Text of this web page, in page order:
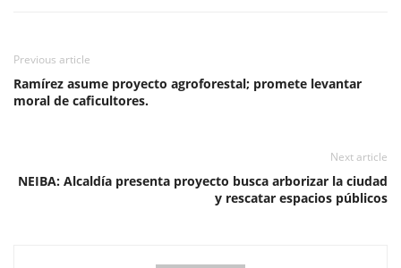
Previous article
Ramírez asume proyecto agroforestal; promete levantar
moral de caficultores.
Next article
NEIBA: Alcaldía presenta proyecto busca arborizar la ciudad
y rescatar espacios públicos